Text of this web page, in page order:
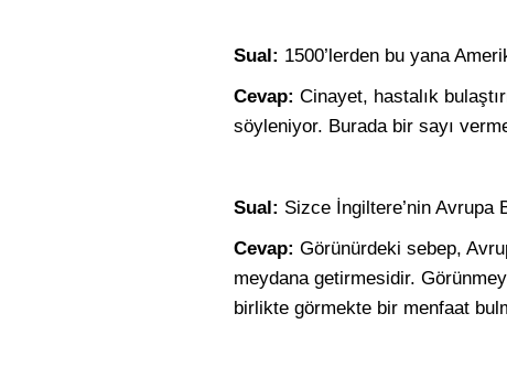
Sual: 1500’lerden bu yana
Cevap: Cinayet, hastalık
söyleniyor. Burada bir sayı
Sual: Sizce İngiltere’nin Avrupa
Cevap: Görünürdeki sebep,
meydana getirmesidir.
birlikte görmekte bir menfaat